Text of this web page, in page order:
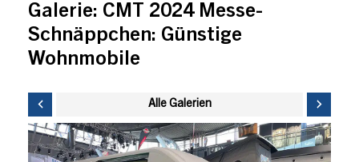
Galerie: CMT 2024 Messe-
Schnäppchen: Günstige
Wohnmobile
Alle Galerien